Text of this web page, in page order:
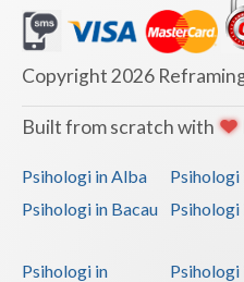
Vaslui
Vrancea
Copyright 2026
Built from scratch with
Psihologi in Alba Psihologi
Psihologi in Bacau
Psihologi
Psihologi in
Psihologi